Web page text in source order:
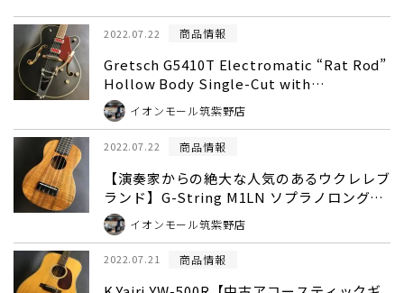
2022.07.22 商品情報
Gretsch G5410T Electromatic “Rat Rod”
Hollow Body Single-Cut with
Bigsby【エレキギター グレッチ】
イオンモール筑紫野店
2022.07.22 商品情報
【演奏家からの絶大な人気のあるウクレレブ
ランド】G-String M1LN ソプラノロングネ
ックウクレレ【島村楽器ウクレレセレクトシ
ョップ】
イオンモール筑紫野店
2022.07.21 商品情報